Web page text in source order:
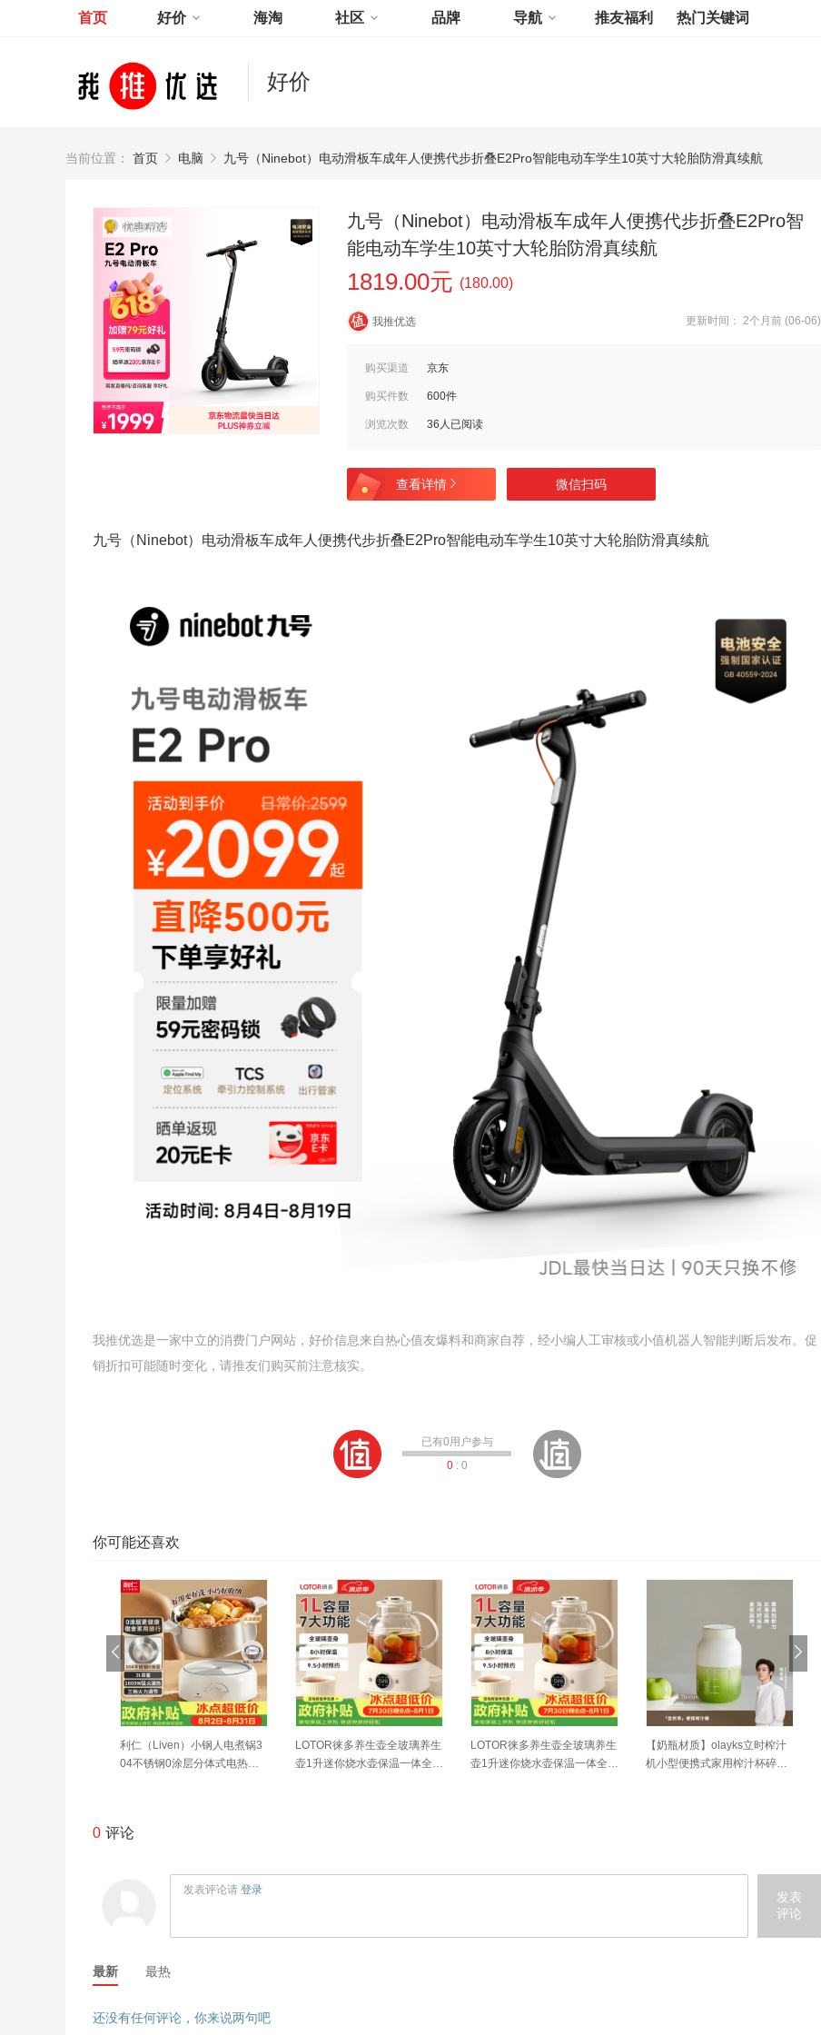
首页 好价 海淘 社区 品牌 导航 推友福利 热门关键词
好价
当前位置： 首页 电脑 九号（Ninebot）电动滑板车成年人便携代步折叠E2Pro智能电动车学生10英寸大轮胎防滑真续航
优惠精选
九号（Ninebot）电动滑板车成年人便携代步折叠E2Pro智
能电动车学生10英寸大轮胎防滑真续航
1819.00元 (180.00)
我推优选 更新时间： 2个月前 (06-06)
购买渠道 京东
购买件数 600件
浏览次数 36人已阅读
查看详情 微信扫码
九号（Ninebot）电动滑板车成年人便携代步折叠E2Pro智能电动车学生10英寸大轮胎防滑真续航
我推优选是一家中立的消费门户网站，好价信息来自热心值友爆料和商家自荐，经小编人工审核或小值机器人智能判断后发布。促
销折扣可能随时变化，请推友们购买前注意核实。
已有0用户参与
0: 0
你可能还喜欢
利仁（Liven）小钢人电煮锅3
04不锈钢0涂层分体式电热锅2
LOTOR徕多养生壶全玻璃养生
壶1升迷你烧水壶保温一体全自
LOTOR徕多养生壶全玻璃养生
壶1升迷你烧水壶保温一体全自
【奶瓶材质】olayks立时榨汁
机小型便携式家用榨汁杯碎冰
0 评论
发表评论请 登录
发表
评论
最新 最热
还没有任何评论，你来说两句吧